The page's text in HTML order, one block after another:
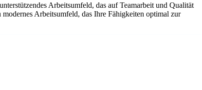
Arbeitsumfeld, das auf Teamarbeit und Qualität
Arbeitsumfeld, das Ihre Fähigkeiten optimal zur